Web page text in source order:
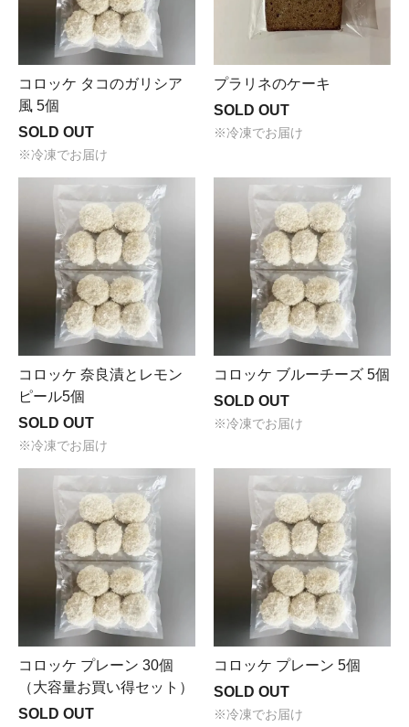
店休日はインスタグラム（@nishitomiya）にてご確認く
ださい。 または07085130452までお問い合わせください
ませ。
2021年1月14日、河原町五条の「西冨家コロッケ店」は
立ち退きのため閉店いたしました。今後の予定はインス
タグラムなどのSNSにてご案内致します。
コロッケ タコのガリシア
風 5個
SOLD OUT
※冷凍でお届け
プラリネのケーキ
SOLD OUT
※冷凍でお届け
コロッケ 奈良漬とレモン
ピール5個
SOLD OUT
※冷凍でお届け
コロッケ ブルーチーズ 5個
SOLD OUT
※冷凍でお届け
コロッケ プレーン 30個
（大容量お買い得セット）
SOLD OUT
コロッケ プレーン 5個
SOLD OUT
※冷凍でお届け